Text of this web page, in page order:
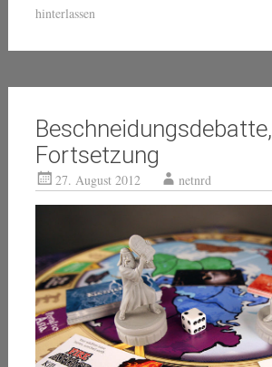
hinterlassen
Beschneidungsdebatte,
Fortsetzung
27. August 2012 netnrd